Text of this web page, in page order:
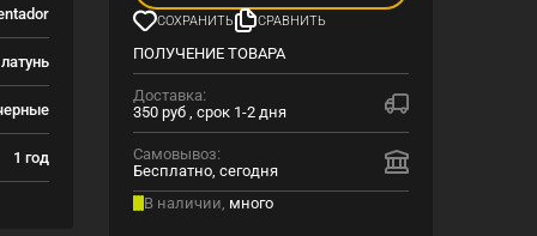
латунь
1 год
СОХРАНИТЬ СРАВНИТЬ
ПОЛУЧЕНИЕ ТОВАРА
Доставка:
350 руб , срок 1-2 дня
Самовывоз:
Бесплатно, сегодня
В наличии, много